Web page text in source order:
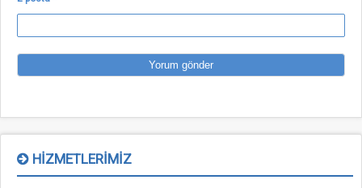
HIZMETLERIMIZ